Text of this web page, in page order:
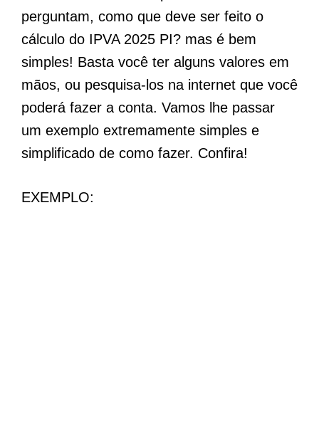
perguntam, como que deve ser feito o
cálculo do IPVA 2025 PI? mas é bem
simples! Basta você ter alguns valores em
mãos, ou pesquisa-los na internet que você
poderá fazer a conta. Vamos lhe passar
um exemplo extremamente simples e
simplificado de como fazer. Confira!
EXEMPLO: